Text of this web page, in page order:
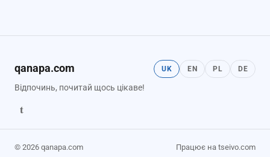
qanapa.com
Відпочинь, почитай щось цікаве!
t
UK EN PL DE
© 2026 qanapa.com Працює на tseivo.com